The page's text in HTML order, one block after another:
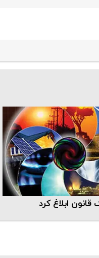
قانون ابلاغ کرد